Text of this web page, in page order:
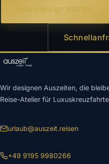
Reisedesign starten
Wir designen Auszeiten, die
Reise-Atelier für
urlaub@auszeit.reisen
+49 9195 9980266